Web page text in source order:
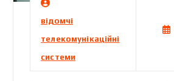
відомчі
телекомунікаційні
системи